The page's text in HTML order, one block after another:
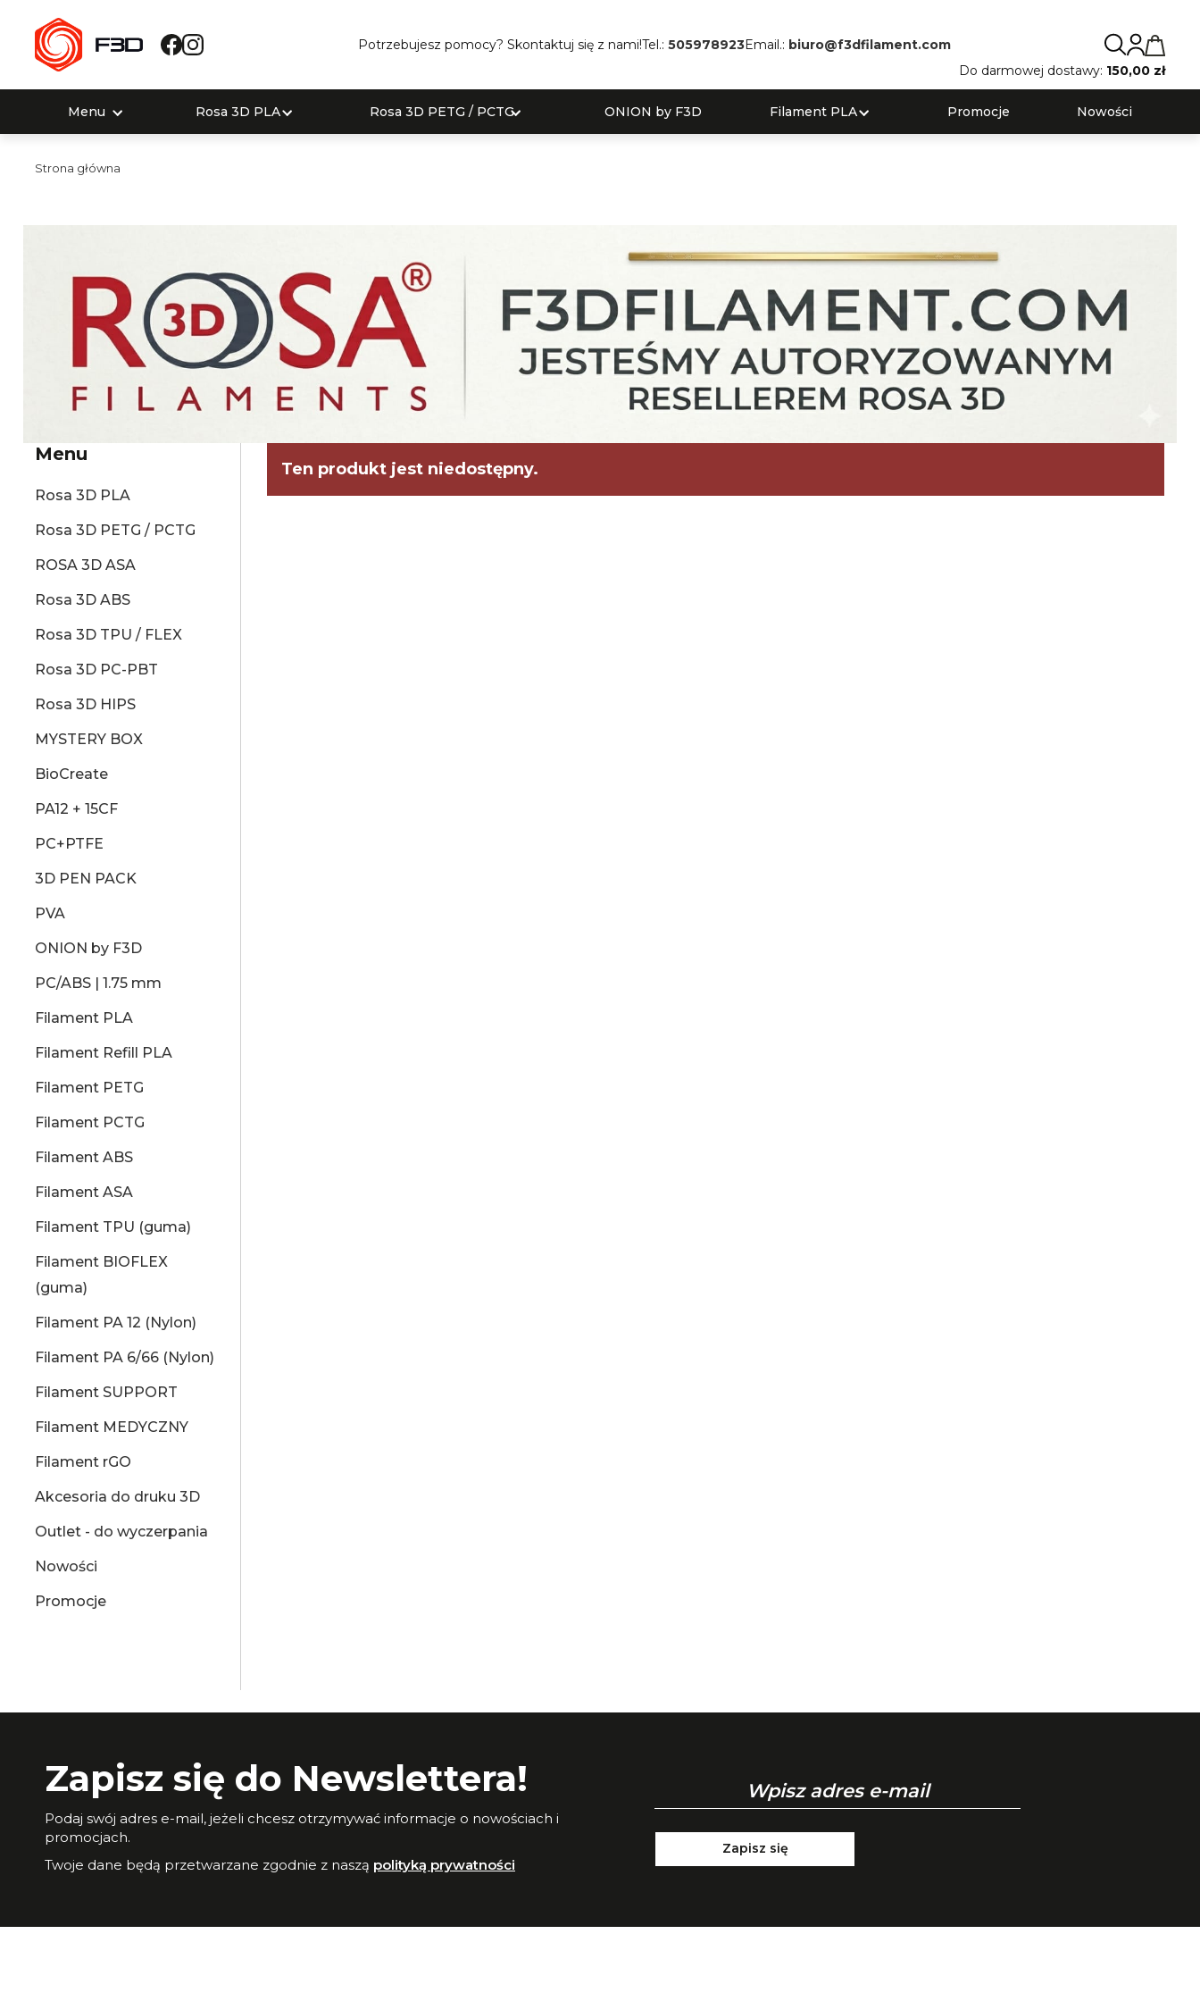
Potrzebujesz pomocy? Skontaktuj się z nami!Tel.: 505978923Email.: biuro@f3dfilament.com
Do darmowej dostawy: 150,00 zł
Menu Rosa 3D PLA Rosa 3D PETG / PCTG ONION by F3D Filament PLA Promocje Nowości
Strona główna
Menu
Rosa 3D PLA
Rosa 3D PETG / PCTG
ROSA 3D ASA
Rosa 3D ABS
Rosa 3D TPU / FLEX
Rosa 3D PC-PBT
Rosa 3D HIPS
MYSTERY BOX
BioCreate
PA12 + 15CF
PC+PTFE
3D PEN PACK
PVA
ONION by F3D
PC/ABS | 1.75 mm
Filament PLA
Filament Refill PLA
Filament PETG
Filament PCTG
Filament ABS
Filament ASA
Filament TPU (guma)
Filament BIOFLEX
(guma)
Filament PA 12 (Nylon)
Filament PA 6/66 (Nylon)
Filament SUPPORT
Filament MEDYCZNY
Filament rGO
Akcesoria do druku 3D
Outlet - do wyczerpania
Nowości
Promocje
Ten produkt jest niedostępny.
Zapisz się do Newslettera!
Podaj swój adres e-mail, jeżeli chcesz otrzymywać informacje o nowościach i
promocjach.
Twoje dane będą przetwarzane zgodnie z naszą polityką prywatności
Zapisz się